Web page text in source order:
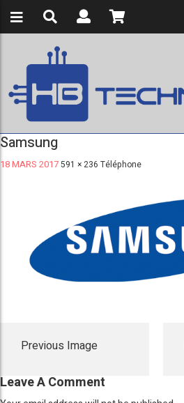
Samsung
18 MARS 2017591 × 236 Téléphone
Previous Image
Leave A Comment